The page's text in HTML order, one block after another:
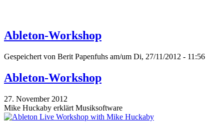
Ableton-Workshop
Gespeichert von Berit Papenfuhs am/um Di, 27/11/2012 - 11:56
Ableton-Workshop
27. November 2012
Mike Huckaby erklärt Musiksoftware